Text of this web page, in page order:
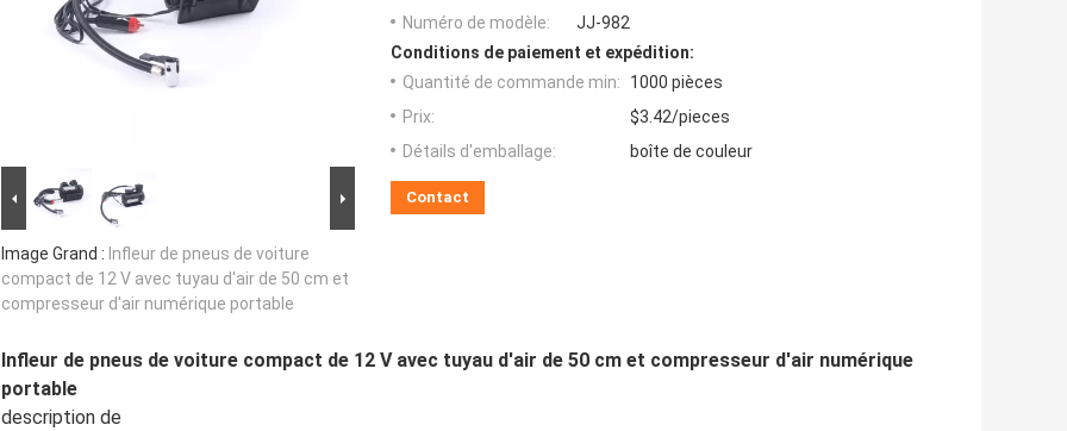
Image Grand : Infleur de pneus de voiture
compact de 12 V avec tuyau d'air de 50 cm et
compresseur d'air numérique portable
Numéro de modèle:
JJ-982
Conditions de paiement et expédition:
Quantité de commande min:
1000 pièces
Prix:
$3.42/pieces
Détails d'emballage:
boîte de couleur
Contact
Infleur de pneus de voiture compact de 12 V avec tuyau d'air de 50 cm et compresseur d'air numérique
portable
description de